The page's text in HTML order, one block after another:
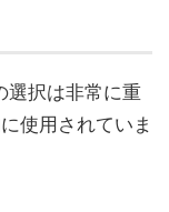
選択は非常に重
使用されていま